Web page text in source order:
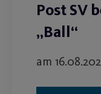
Post SV
„Ball“
am